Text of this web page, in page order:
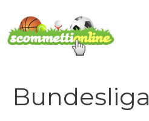
contenuto
Bundesliga